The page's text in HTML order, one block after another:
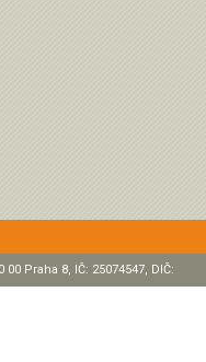
Praha 8, IČ: 25074547, DIČ: